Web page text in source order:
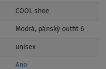
COOL shoe
Modrá, pánský outfit 6
unisex
Ano